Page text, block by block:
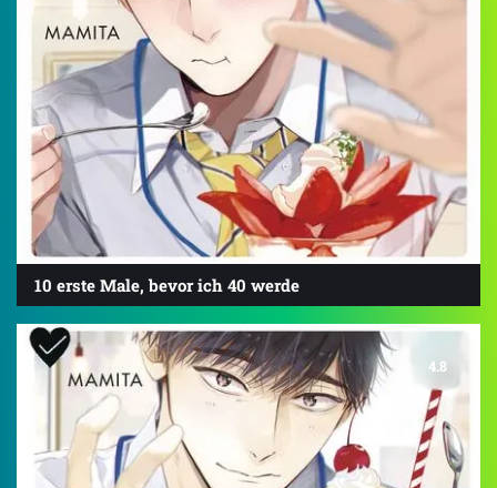
10 erste Male, bevor ich 40 werde
4.8